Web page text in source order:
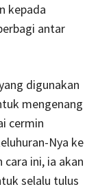
kepada
antar
digunakan
mengenang
cermin
Nya ke
ini, ia akan
selalu tulus